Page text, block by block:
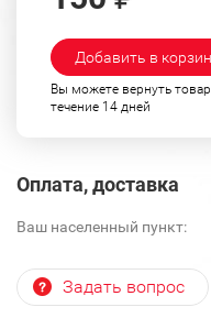
Добавить в
Вы можете вернуть
течение 14 дней
Оплата, доставка
Ваш населенный пункт:
Задать вопрос